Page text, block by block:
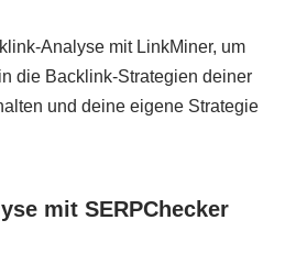
Analyse mit LinkMiner, um
die Backlink-Strategien deiner
und deine eigene Strategie
mit SERPChecker